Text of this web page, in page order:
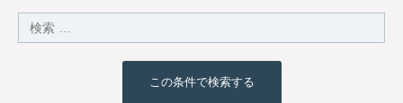
この条件で検索する